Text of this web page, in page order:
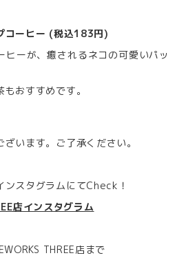
コーヒー (税込183円)
ヒーが、癒されるネコの可愛いパッ
おすすめです。
います。ご了承ください。
ンスタグラムにてCheck！
店インスタグラム
THREE店まで